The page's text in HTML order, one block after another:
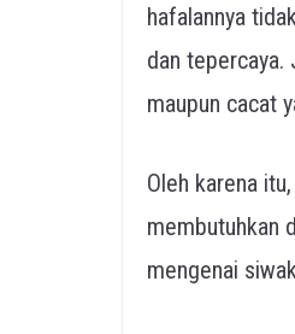
hafalannya
dan tepercaya.
maupun cacat
Oleh karena
membutuhkan